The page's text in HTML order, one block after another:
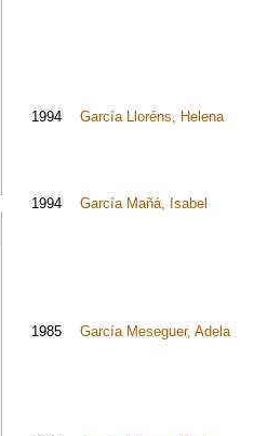
1994 García Lloréns, Helena
1994 García Mañá, Isabel
1985 García Meseguer, Adela